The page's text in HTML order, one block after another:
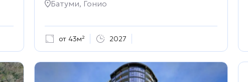
Батуми, Гонио
от 43м² 2027